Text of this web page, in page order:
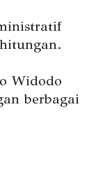
Widodo
berbagai